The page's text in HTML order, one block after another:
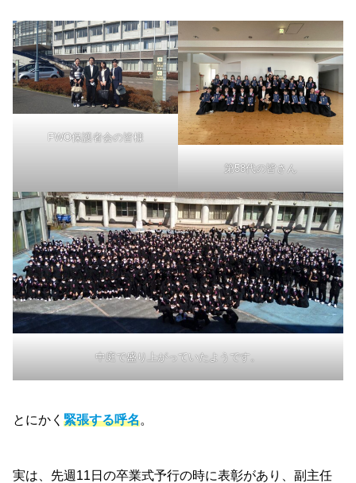
FWO保護者会の皆様
第58代の皆さん
中庭で盛り上がっていたようです。
とにかく 緊張する呼名。
実は、先週11日の卒業式予行の時に表彰があり、副主任